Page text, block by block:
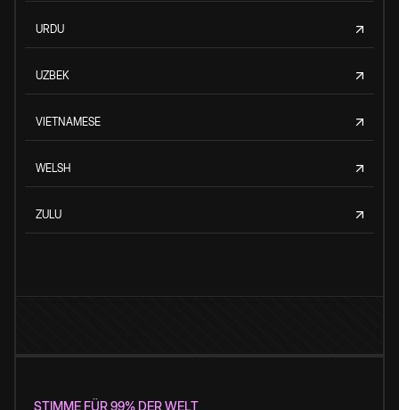
URDU
UZBEK
VIETNAMESE
WELSH
ZULU
STIMME FÜR 99% DER WELT